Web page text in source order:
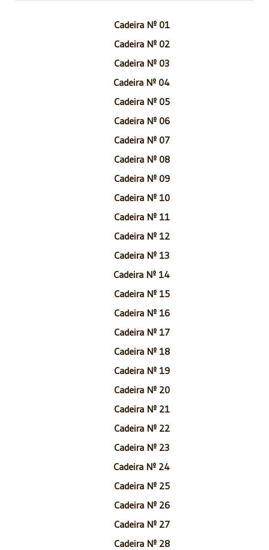
Cadeira Nº 01
Cadeira Nº 02
Cadeira Nº 03
Cadeira Nº 04
Cadeira Nº 05
Cadeira Nº 06
Cadeira Nº 07
Cadeira Nº 08
Cadeira Nº 09
Cadeira Nº 10
Cadeira Nº 11
Cadeira Nº 12
Cadeira Nº 13
Cadeira Nº 14
Cadeira Nº 15
Cadeira Nº 16
Cadeira Nº 17
Cadeira Nº 18
Cadeira Nº 19
Cadeira Nº 20
Cadeira Nº 21
Cadeira Nº 22
Cadeira Nº 23
Cadeira Nº 24
Cadeira Nº 25
Cadeira Nº 26
Cadeira Nº 27
Cadeira Nº 28